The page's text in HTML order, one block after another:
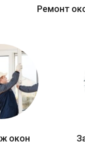
Ремонт
окон